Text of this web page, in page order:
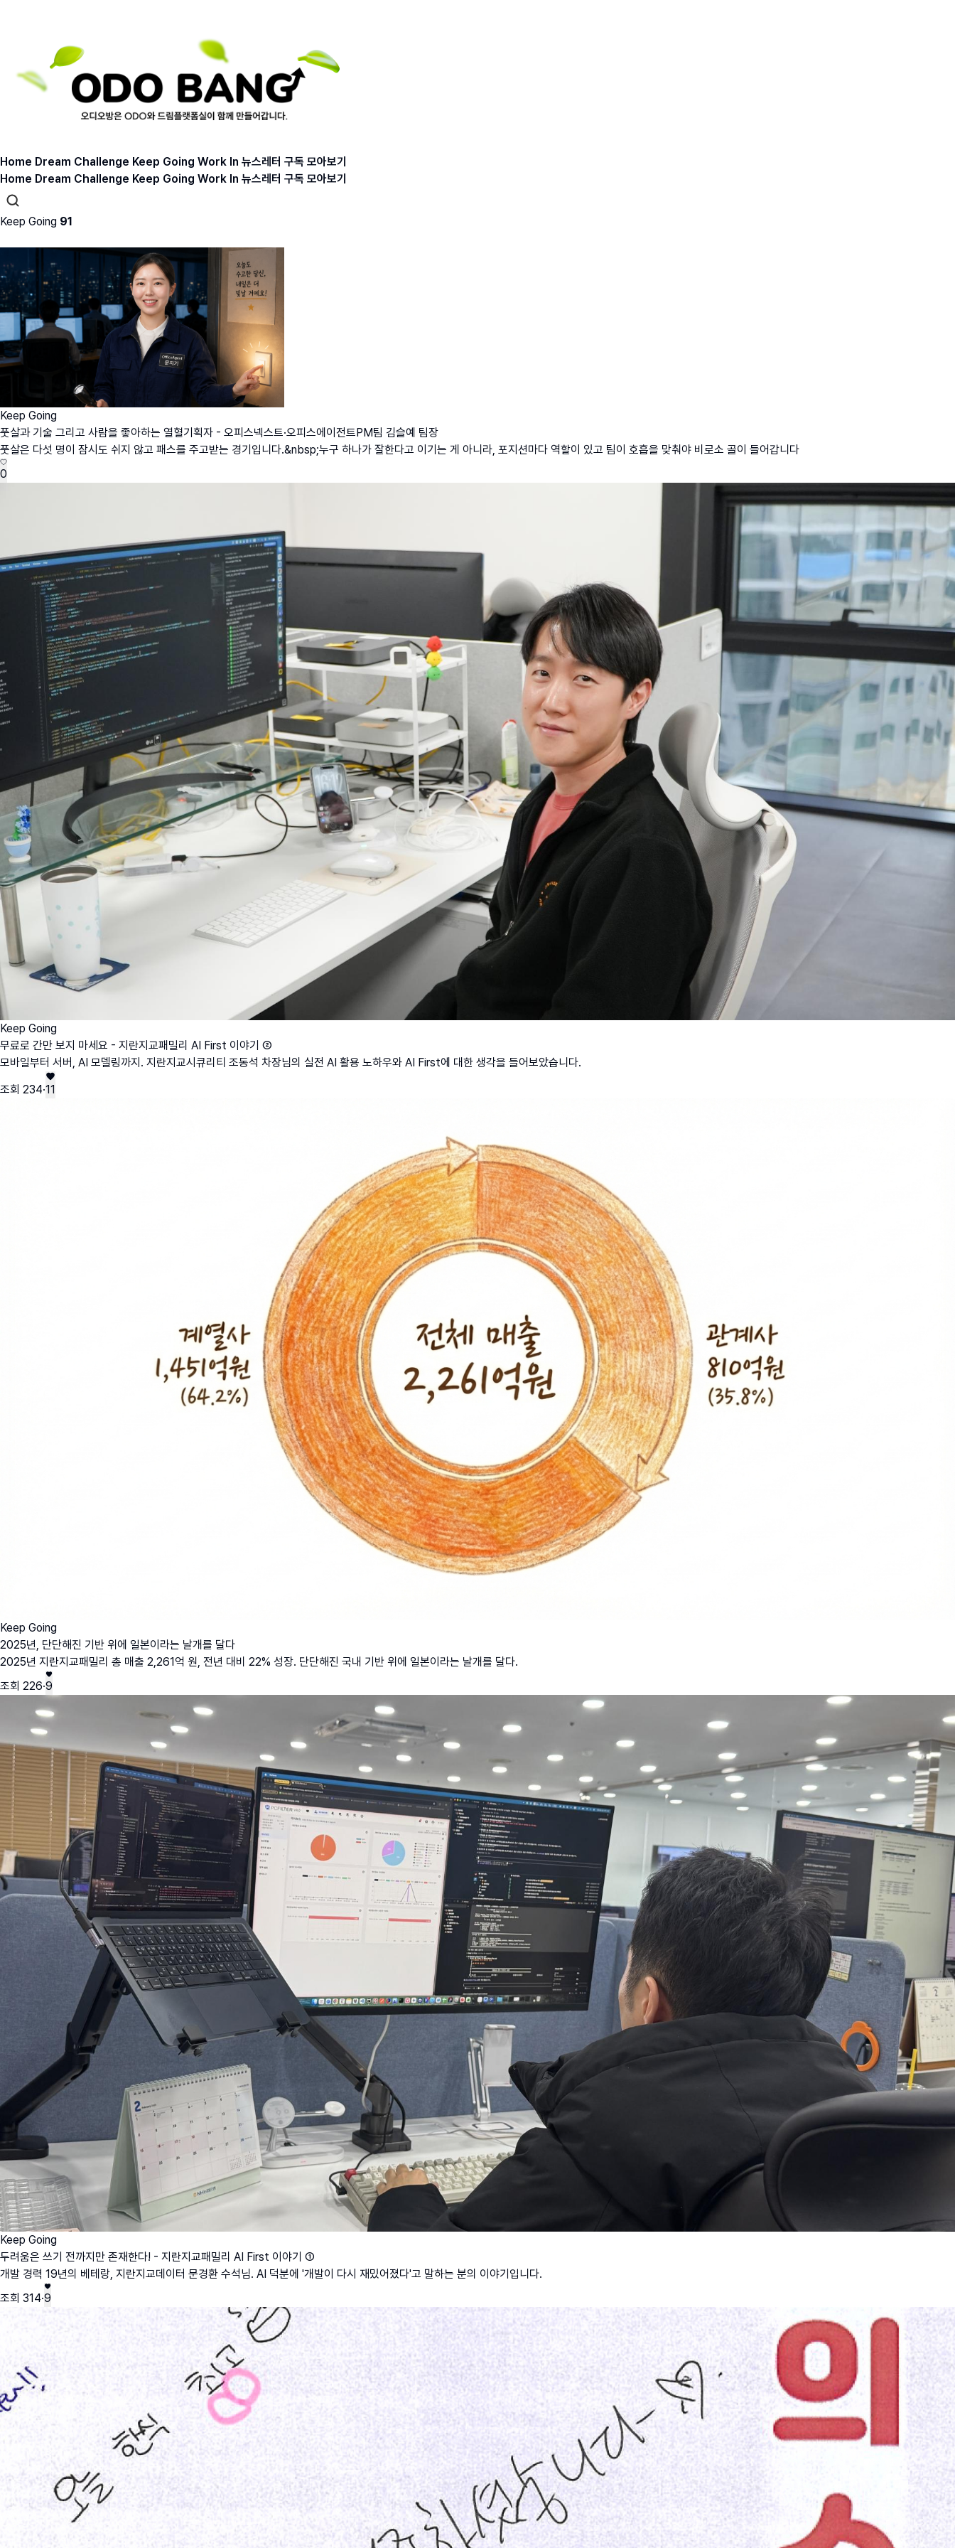
Home Dream Challenge Keep Going Work In 뉴스레터 구독 모아보기
Home Dream Challenge Keep Going Work In 뉴스레터 구독 모아보기
Keep Going 91
Keep Going
풋살과 기술 그리고 사람을 좋아하는 열혈기획자 - 오피스넥스트·오피스에이전트PM팀 김슬예 팀장
풋살은 다섯 명이 잠시도 쉬지 않고 패스를 주고받는 경기입니다.&nbsp;누구 하나가 잘한다고 이기는 게 아니라, 포지션마다 역할이 있고 팀이 호흡을 맞춰야 비로소 골이 들어갑니다
0
Keep Going
무료로 간만 보지 마세요 - 지란지교패밀리 AI First 이야기 ②
모바일부터 서버, AI 모델링까지. 지란지교시큐리티 조동석 차장님의 실전 AI 활용 노하우와 AI First에 대한 생각을 들어보았습니다.
조회 234·11
Keep Going
2025년, 단단해진 기반 위에 일본이라는 날개를 달다
2025년 지란지교패밀리 총 매출 2,261억 원, 전년 대비 22% 성장. 단단해진 국내 기반 위에 일본이라는 날개를 달다.
조회 226·9
Keep Going
두려움은 쓰기 전까지만 존재한다! - 지란지교패밀리 AI First 이야기 ①
개발 경력 19년의 베테랑, 지란지교데이터 문경환 수석님. AI 덕분에 '개발이 다시 재밌어졌다'고 말하는 분의 이야기입니다.
조회 314·9